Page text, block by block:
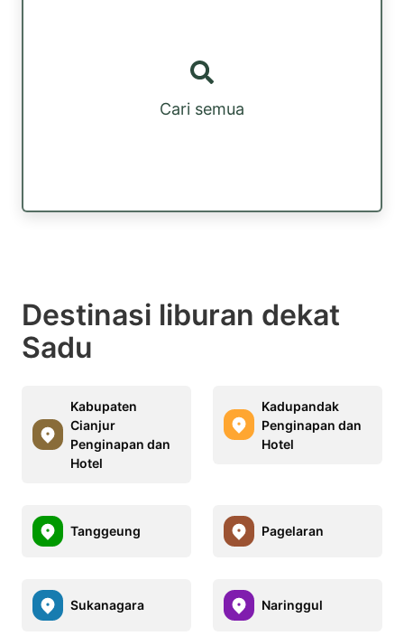
Cari semua
Destinasi liburan dekat
Sadu
Kabupaten
Cianjur
Penginapan dan
Hotel
Kadupandak
Penginapan dan
Hotel
Tanggeung Pagelaran
Sukanagara Naringgul